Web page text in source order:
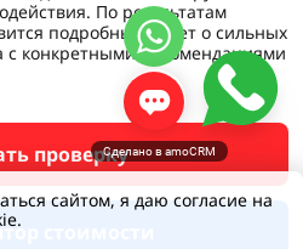
По результатам
подробный отчет о сильных
с конкретными рекомендациями
проверку
стоимости
сайтом, я даю согласие на
Сделано в amoCRM